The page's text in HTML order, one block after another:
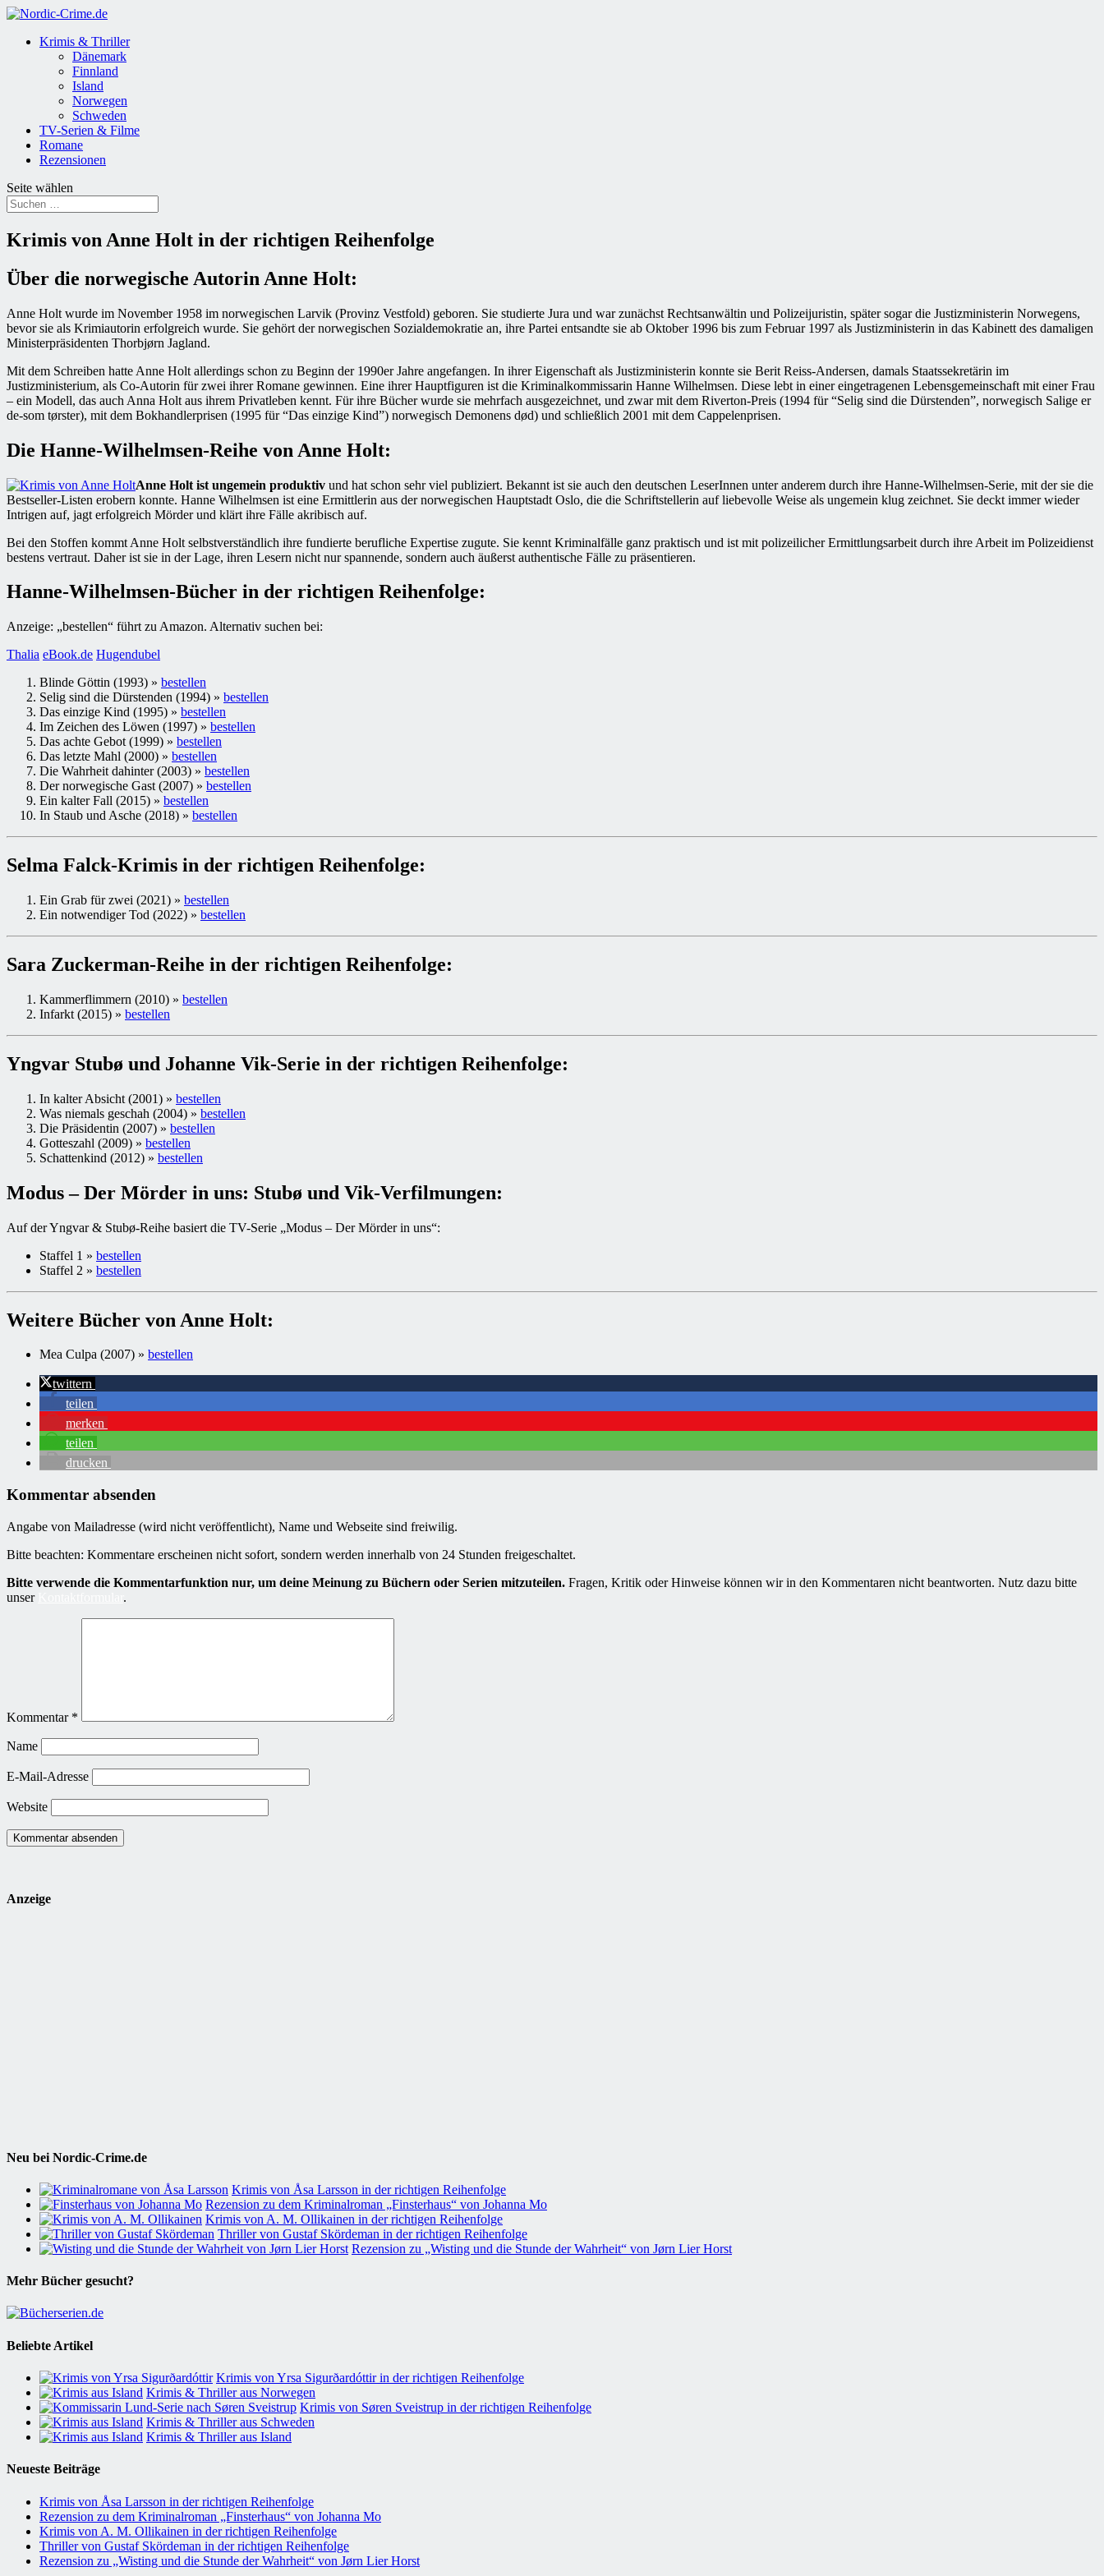
Krimis & Thriller
Dänemark
Finnland
Island
Norwegen
Schweden
TV-Serien & Filme
Romane
Rezensionen
Seite wählen
Krimis von Anne Holt in der richtigen Reihenfolge
Über die norwegische Autorin Anne Holt:
Anne Holt wurde im November 1958 im norwegischen Larvik (Provinz Vestfold) geboren. Sie studierte Jura und war zunächst Rechtsanwältin und Polizeijuristin, später sogar die Justizministerin Norwegens,
bevor sie als Krimiautorin erfolgreich wurde. Sie gehört der norwegischen Sozialdemokratie an, ihre Partei entsandte sie ab Oktober 1996 bis zum Februar 1997 als Justizministerin in das Kabinett des damaligen
Ministerpräsidenten Thorbjørn Jagland.
Mit dem Schreiben hatte Anne Holt allerdings schon zu Beginn der 1990er Jahre angefangen. In ihrer Eigenschaft als Justizministerin konnte sie Berit Reiss-Andersen, damals Staatssekretärin im
Justizministerium, als Co-Autorin für zwei ihrer Romane gewinnen. Eine ihrer Hauptfiguren ist die Kriminalkommissarin Hanne Wilhelmsen. Diese lebt in einer eingetragenen Lebensgemeinschaft mit einer Frau
– ein Modell, das auch Anna Holt aus ihrem Privatleben kennt. Für ihre Bücher wurde sie mehrfach ausgezeichnet, und zwar mit dem Riverton-Preis (1994 für “Selig sind die Dürstenden”, norwegisch Salige er
de-som tørster), mit dem Bokhandlerprisen (1995 für “Das einzige Kind”) norwegisch Demonens død) und schließlich 2001 mit dem Cappelenprisen.
Die Hanne-Wilhelmsen-Reihe von Anne Holt:
Anne Holt ist ungemein produktiv und hat schon sehr viel publiziert. Bekannt ist sie auch den deutschen LeserInnen unter anderem durch ihre Hanne-Wilhelmsen-Serie, mit der sie die
Bestseller-Listen erobern konnte. Hanne Wilhelmsen ist eine Ermittlerin aus der norwegischen Hauptstadt Oslo, die die Schriftstellerin auf liebevolle Weise als ungemein klug zeichnet. Sie deckt immer wieder
Intrigen auf, jagt erfolgreich Mörder und klärt ihre Fälle akribisch auf.
Bei den Stoffen kommt Anne Holt selbstverständlich ihre fundierte berufliche Expertise zugute. Sie kennt Kriminalfälle ganz praktisch und ist mit polizeilicher Ermittlungsarbeit durch ihre Arbeit im Polizeidienst
bestens vertraut. Daher ist sie in der Lage, ihren Lesern nicht nur spannende, sondern auch äußerst authentische Fälle zu präsentieren.
Hanne-Wilhelmsen-Bücher in der richtigen Reihenfolge:
Anzeige: „bestellen“ führt zu Amazon. Alternativ suchen bei:
Thalia eBook.de Hugendubel
Blinde Göttin (1993) » bestellen
Selig sind die Dürstenden (1994) » bestellen
Das einzige Kind (1995) » bestellen
Im Zeichen des Löwen (1997) » bestellen
Das achte Gebot (1999) » bestellen
Das letzte Mahl (2000) » bestellen
Die Wahrheit dahinter (2003) » bestellen
Der norwegische Gast (2007) » bestellen
Ein kalter Fall (2015) » bestellen
In Staub und Asche (2018) » bestellen
Selma Falck-Krimis in der richtigen Reihenfolge:
Ein Grab für zwei (2021) » bestellen
Ein notwendiger Tod (2022) » bestellen
Sara Zuckerman-Reihe in der richtigen Reihenfolge:
Kammerflimmern (2010) » bestellen
Infarkt (2015) » bestellen
Yngvar Stubø und Johanne Vik-Serie in der richtigen Reihenfolge:
In kalter Absicht (2001) » bestellen
Was niemals geschah (2004) » bestellen
Die Präsidentin (2007) » bestellen
Gotteszahl (2009) » bestellen
Schattenkind (2012) » bestellen
Modus – Der Mörder in uns: Stubø und Vik-Verfilmungen:
Auf der Yngvar & Stubø-Reihe basiert die TV-Serie „Modus – Der Mörder in uns“:
Staffel 1 » bestellen
Staffel 2 » bestellen
Weitere Bücher von Anne Holt:
Mea Culpa (2007) » bestellen
twittern
teilen
merken
teilen
drucken
Kommentar absenden
Angabe von Mailadresse (wird nicht veröffentlicht), Name und Webseite sind freiwilig.
Bitte beachten: Kommentare erscheinen nicht sofort, sondern werden innerhalb von 24 Stunden freigeschaltet.
Bitte verwende die Kommentarfunktion nur, um deine Meinung zu Büchern oder Serien mitzuteilen. Fragen, Kritik oder Hinweise können wir in den Kommentaren nicht beantworten. Nutz dazu bitte
unser
.
Kommentar *
Name
E-Mail-Adresse
Website
Anzeige
Neu bei Nordic-Crime.de
Krimis von Åsa Larsson in der richtigen Reihenfolge
Rezension zu dem Kriminalroman „Finsterhaus“ von Johanna Mo
Krimis von A. M. Ollikainen in der richtigen Reihenfolge
Thriller von Gustaf Skördeman in der richtigen Reihenfolge
Rezension zu „Wisting und die Stunde der Wahrheit“ von Jørn Lier Horst
Mehr Bücher gesucht?
Beliebte Artikel
Krimis von Yrsa Sigurðardóttir in der richtigen Reihenfolge
Krimis & Thriller aus Norwegen
Krimis von Søren Sveistrup in der richtigen Reihenfolge
Krimis & Thriller aus Schweden
Krimis & Thriller aus Island
Neueste Beiträge
Krimis von Åsa Larsson in der richtigen Reihenfolge
Rezension zu dem Kriminalroman „Finsterhaus“ von Johanna Mo
Krimis von A. M. Ollikainen in der richtigen Reihenfolge
Thriller von Gustaf Skördeman in der richtigen Reihenfolge
Rezension zu „Wisting und die Stunde der Wahrheit“ von Jørn Lier Horst